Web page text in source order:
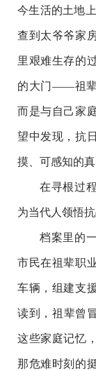
今生活的土地
查到太爷爷家
里艰难生存的
的大门——祖辈
而是与自己家
望中发现，抗
摸、可感知的
在寻根过
为当代人领悟
档案里的
市民在祖辈职
车辆，组建支
读到，祖辈曾
这些家庭记忆
那危难时刻的